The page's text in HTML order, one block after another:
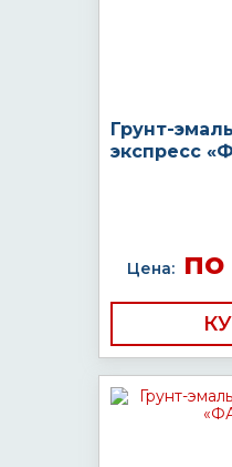
Грунт-
экспресс
Цена:по